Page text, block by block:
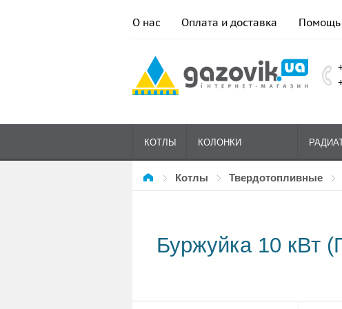
О нас Оплата и доставка Помощь
КОТЛЫ КОЛОНКИ
ГАЗОВЫЕ
Котлы твердотопливные
Буржуйка 10 кВт